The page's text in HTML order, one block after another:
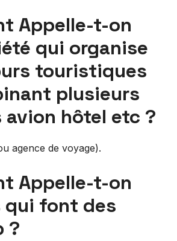
Appelle-t-on
qui organise
touristiques
plusieurs
avion hôtel etc ?
agence de voyage).
Appelle-t-on
qui font des
?